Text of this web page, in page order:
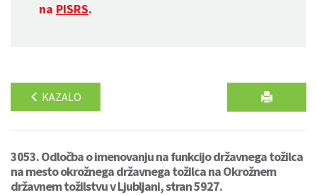
na PISRS.
KAZALO
3053. Odločba o imenovanju na funkcijo državnega tožilca
na mesto okrožnega državnega tožilca na Okrožnem
državnem tožilstvu v Ljubljani, stran 5927.